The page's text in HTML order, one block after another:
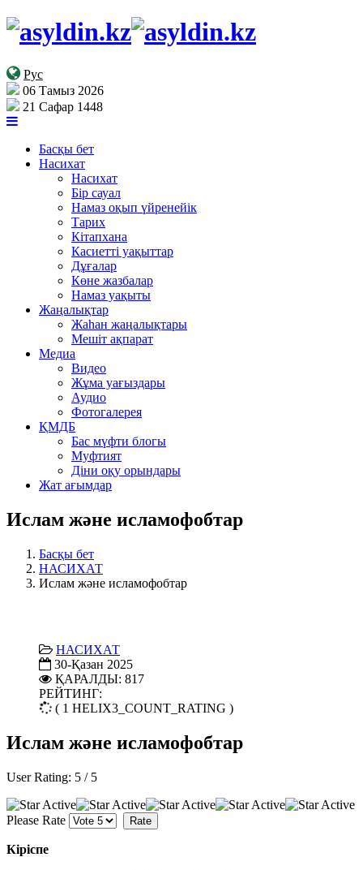
Рус
06 Тамыз 2026
21 Сафар 1448
Басқы бет
Насихат
Насихат
Бір сауал
Намаз оқып үйренейік
Тарих
Кітапхана
Касиетті уақыттар
Дұғалар
Көне жазбалар
Намаз уақыты
Жаңалықтар
Жаһан жаңалықтары
Мешіт ақпарат
Медиа
Видео
Жұма уағыздары
Аудио
Фотогалерея
ҚМДБ
Бас мүфти блогы
Муфтият
Діни оқу орындары
Жат ағымдар
Ислам және исламофобтар
Басқы бет
НАСИХАТ
Ислам және исламофобтар
НАСИХАТ
30-Қазан 2025
ҚАРАЛДЫ: 817
РЕЙТИНГ:
( 1 HELIX3_COUNT_RATING )
Ислам және исламофобтар
User Rating: 5 / 5
Please Rate
Кіріспе